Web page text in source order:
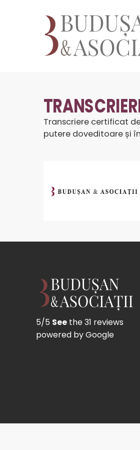
Transcriere certificat
putere doveditoare și
5/5 See the 31 reviews
powered by Google